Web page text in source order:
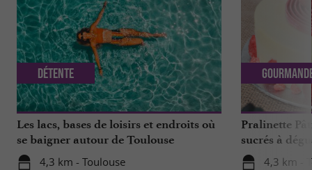
Les lacs, bases de loisirs et endroits où
se baigner autour de Toulouse
4,3 km - Toulouse
Détente
Pralinette
sucrés à
de Toulouse
4,3 km -